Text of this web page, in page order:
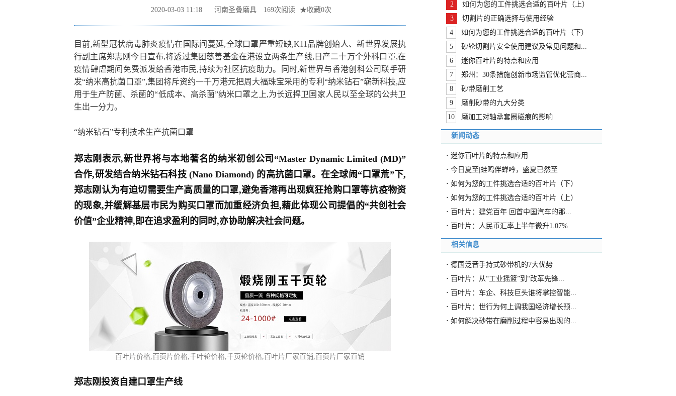
2020-03-03 11:18 河南圣叠磨具 169次阅读 ★收藏0次
目前,新型冠状病毒肺炎疫情在国际间蔓延,全球口罩严重短缺,K11品牌创始人、新世界发展执
行副主席郑志刚今日宣布,将透过集团慈善基金在港设立两条生产线,日产二十万个外科口罩,在
疫情肆虐期间免费派发给香港市民,持续为社区抗疫助力。同时,新世界与香港创科公司联手研
发“纳米高抗菌口罩”,集团将斥资约一千万港元把周大福珠宝采用的专利“纳米钻石”崭新科技,应
用于生产防菌、杀菌的“低成本、高杀菌”纳米口罩之上,为长远捍卫国家人民以至全球的公共卫
生出一分力。
“纳米钻石”专利技术生产抗菌口罩
郑志刚表示,新世界将与本地著名的纳米初创公司“Master Dynamic Limited (MD)”
合作,研发结合纳米钻石科技 (Nano Diamond) 的高抗菌口罩。在全球闹“口罩荒”下,
郑志刚认为有迫切需要生产高质量的口罩,避免香港再出现疯狂抢购口罩等抗疫物资
的现象,并缓解基层巿民为购买口罩而加重经济负担,藉此体现公司提倡的“共创社会
价值”企业精神,即在追求盈利的同时,亦协助解决社会问题。
百叶片价格,百页片价格,千叶轮价格,千页轮价格,百叶片厂家直销,百页片厂家直销
郑志刚投资自建口罩生产线
2
如何为您的工件挑选合适的百叶片（上）
3
切割片的正确选择与使用经验
4
如何为您的工件挑选合适的百叶片（下）
5
砂轮切割片安全使用建议及常见问题和...
6
迷你百叶片的特点和应用
7
郑州：30条措施创新市场监管优化营商...
8
砂带磨削工艺
9
磨削砂带的九大分类
10
磨加工对轴承套圈磁痕的影响
新闻动态
· 迷你百叶片的特点和应用
· 今日夏至|蛙鸣伴蝉吟，盛夏已然至
· 如何为您的工件挑选合适的百叶片（下）
· 如何为您的工件挑选合适的百叶片（上）
· 百叶片：建党百年 回首中国汽车的那...
· 百叶片：人民币汇率上半年微升1.07%
相关信息
· 德国泛音手持式砂带机的7大优势
· 百叶片：从“工业摇篮”到“改革先锋...
· 百叶片：车企、科技巨头谁将掌控智能...
· 百叶片：世行为何上调我国经济增长预...
· 如何解决砂带在磨削过程中容易出现的...